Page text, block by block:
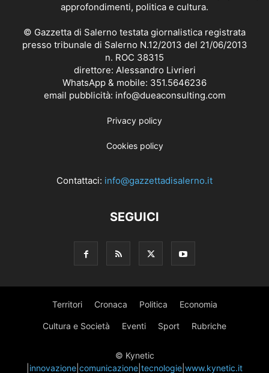
approfondimenti, politica e cultura.
© Gazzetta di Salerno testata giornalistica registrata
presso tribunale di Salerno N.12/2013 del 21/06/2013
n. ROC 38315
direttore: Alessandro Livrieri
WhatsApp & mobile: 351.5646236
email pubblicità: info@dueaconsulting.com
Privacy policy
Cookies policy
Contattaci: info@gazzettadisalerno.it
SEGUICI
Territori Cronaca Politica Economia
Cultura e Società Eventi Sport Rubriche
© Kynetic
innovazione comunicazione tecnologie www.kynetic.it